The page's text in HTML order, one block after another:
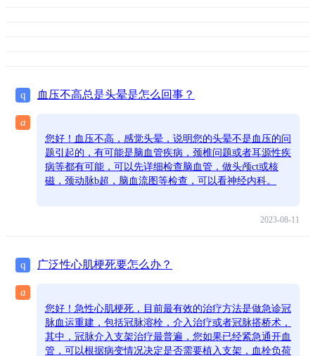
q 血压不高总是头晕是怎么回事？
a
您好！血压不高，感觉头晕，说明您的头晕不是血压的问
题引起的，有可能是脑血管疾病，颈椎问题或者耳源性疾
病等都有可能，可以先详细检查脑血管，做头颅ct或核
磁，颈动脉b超，脑血流图等检查，可以看神经内科。
2023-08-11
q 广泛性心肌梗死要怎么办？
a
您好！急性心肌梗死，目前最有效的治疗方法是做急诊冠
脉血运重建，包括冠脉溶栓，介入治疗或者冠脉搭桥术，
其中，冠脉介入支架治疗最普遍，您如果已经紧急通开血
管，可以根据病变情况决定是否需要植入支架，血栓负荷